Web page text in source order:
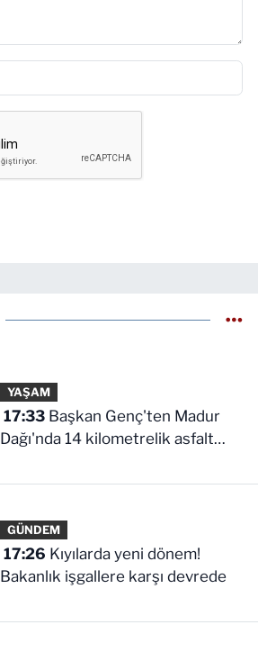
YAŞAM
17:33Başkan Genç'ten Madur
Dağı'nda 14 kilometrelik asfalt
GÜNDEM
17:26
Bakanlık işgallere karşı devrede